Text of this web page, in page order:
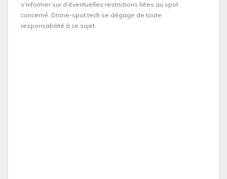
s'informer sur d’éventuelles restrictions liées au spot
concerné. Drone-spot.tech se dégage de toute
responsabilité à ce sujet.